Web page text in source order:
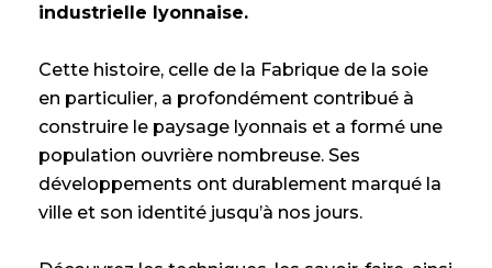
industrielle lyonnaise.
Cette histoire, celle de la Fabrique de la soie
en particulier, a profondément contribué à
construire le paysage lyonnais et a formé une
population ouvrière nombreuse. Ses
développements ont durablement marqué la
ville et son identité jusqu’à nos jours.